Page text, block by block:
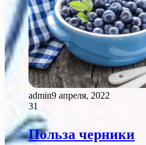
admin9 апреля, 2022
31
Польза черники